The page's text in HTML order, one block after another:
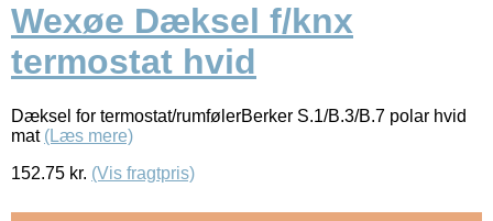
Wexøe Dæksel f/knx
termostat hvid
Dæksel for termostat/rumfølerBerker S.1/B.3/B.7 polar hvid
mat (Læs mere)
152.75 kr. (Vis fragtpris)